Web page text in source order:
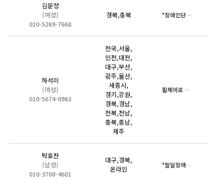
김문정
(여성)
010-5269-7668
경북,충북 *장애인단체에 근무하면서 느끼고 본 경험을 중심으로 *장애의 정…
하석미
(여성)
010-5674-0963
전국,서울,
인천,대전,
대구,부산,
광주,울산,
세종시,
경기,강원,
경북,경남,
전북,전남,
충북,충남,
제주
휠체어로 여행 전문가, 인권강사, 방송 리포터로 20년 넘게 활…
탁호찬
(남성)
010-3708-4601
대구,경북,
온라인
*발달장애인의 이해(도전행동의 이해와 적절한 대처방법 등) *…